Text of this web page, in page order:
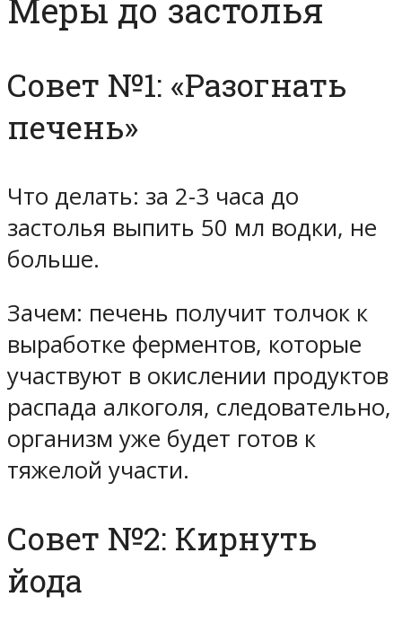
Меры до застолья
Совет №1: «Разогнать
печень»
Что делать: за 2-3 часа до
застолья выпить 50 мл водки, не
больше.
Зачем: печень получит толчок к
выработке ферментов, которые
участвуют в окислении продуктов
распада алкоголя, следовательно,
организм уже будет готов к
тяжелой участи.
Совет №2: Кирнуть
йода